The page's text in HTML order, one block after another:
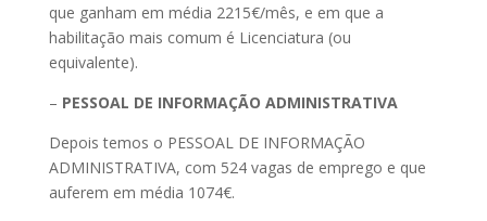
que ganham em média 2215€/mês, e em que a
habilitação mais comum é Licenciatura (ou
equivalente).
– PESSOAL DE INFORMAÇÃO ADMINISTRATIVA
Depois temos o PESSOAL DE INFORMAÇÃO
ADMINISTRATIVA, com 524 vagas de emprego e que
auferem em média 1074€.